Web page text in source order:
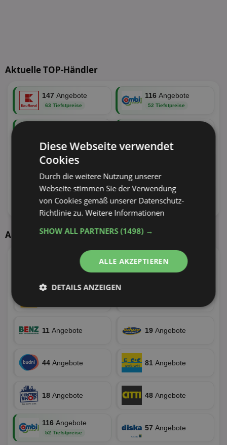
Aktuelle TOP-Händler
147 Angebote
63 Tiefstpreise
116 Angebote
52 Tiefstpreise
88 Angebote
62 Angebote
26 Tiefstpreise
64 Angebote
25 Tiefstpreise
Aktuelle Angebote
54 Angebote
11 Angebote 19 Angebote
44 Angebote 81 Angebote
18 Angebote 48 Angebote
116 Angebote
52 Tiefstpreise
57 Angebote
Diese Webseite verwendet
Cookies
Durch die weitere Nutzung unserer
Webseite stimmen Sie der Verwendung
von Cookies gemäß unserer Datenschutz-
Richtlinie zu.Weitere Informationen
SHOW ALL PARTNERS(1498) →
ALLE AKZEPTIEREN
DETAILS ANZEIGEN
Unbedingt
Performance
Funktionalität
Unklassifizierte